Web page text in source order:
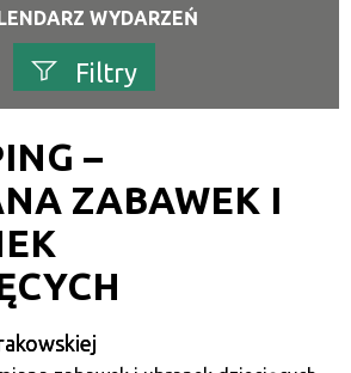
WYDARZEŃ
Filtry
Kategoria
Trwające w zakresie
—
Miejsce
–
ZABAWEK I